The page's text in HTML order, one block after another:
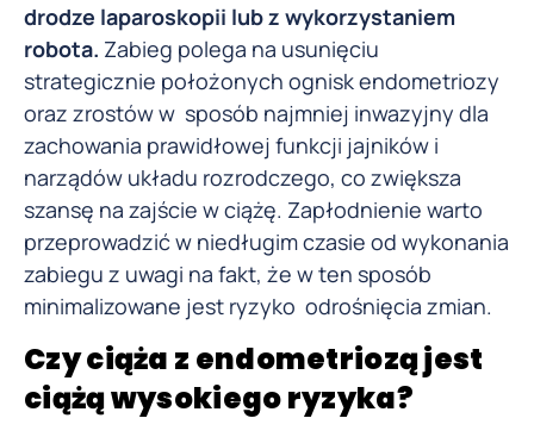
drodze laparoskopii lub z wykorzystaniem
robota. Zabieg polega na usunięciu
strategicznie położonych ognisk endometriozy
oraz zrostów w sposób najmniej inwazyjny dla
zachowania prawidłowej funkcji jajników i
narządów układu rozrodczego, co zwiększa
szansę na zajście w ciążę. Zapłodnienie warto
przeprowadzić w niedługim czasie od wykonania
zabiegu z uwagi na fakt, że w ten sposób
minimalizowane jest ryzyko odrośnięcia zmian.
Czy ciąża z endometriozą jest
ciążą wysokiego ryzyka?